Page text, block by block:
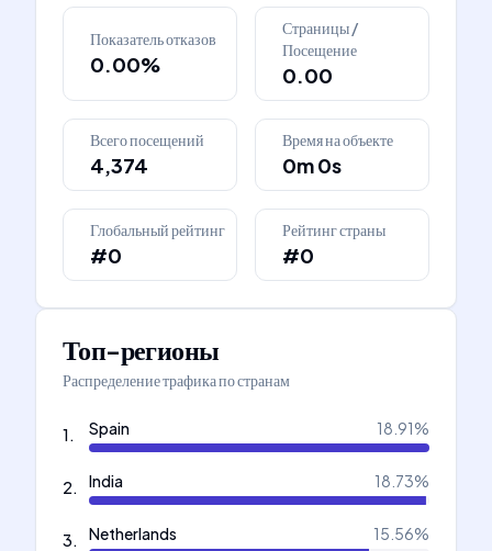
Показатель отказов
0.00%
Страницы /
Посещение
0.00
Всего посещений
4,374
Время на объекте
0m 0s
Глобальный рейтинг
#0
Рейтинг страны
#0
Топ-регионы
Распределение трафика по странам
1. Spain 18.91%
2. India 18.73%
3. Netherlands 15.56%